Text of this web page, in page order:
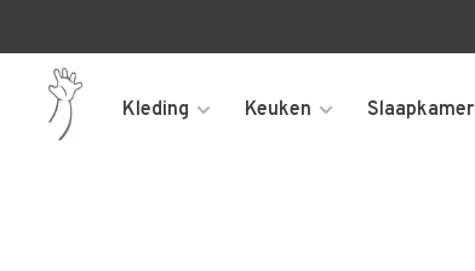
Kleding Keuken Slaapkamer